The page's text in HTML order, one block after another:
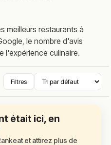
meilleurs restaurants à
le nombre d'avis
l'expérience culinaire.
Filtres
était ici, en
et attirez plus de